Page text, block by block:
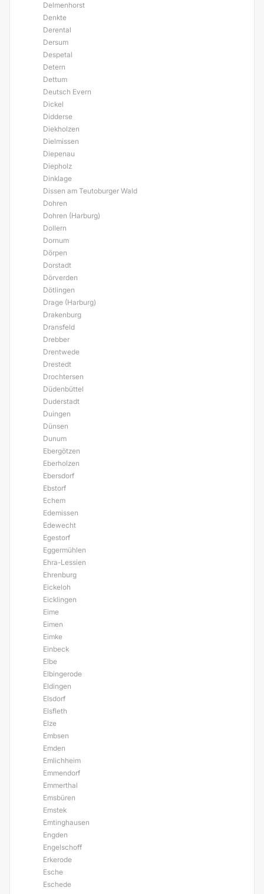
Delmenhorst
Denkte
Derental
Dersum
Despetal
Detern
Dettum
Deutsch Evern
Dickel
Didderse
Diekholzen
Dielmissen
Diepenau
Diepholz
Dinklage
Dissen am Teutoburger Wald
Dohren
Dohren (Harburg)
Dollern
Dornum
Dörpen
Dorstadt
Dörverden
Dötlingen
Drage (Harburg)
Drakenburg
Dransfeld
Drebber
Drentwede
Drestedt
Drochtersen
Düdenbüttel
Duderstadt
Duingen
Dünsen
Dunum
Ebergötzen
Eberholzen
Ebersdorf
Ebstorf
Echem
Edemissen
Edewecht
Egestorf
Eggermühlen
Ehra-Lessien
Ehrenburg
Eickeloh
Eicklingen
Eime
Eimen
Eimke
Einbeck
Elbe
Elbingerode
Eldingen
Elsdorf
Elsfleth
Elze
Embsen
Emden
Emlichheim
Emmendorf
Emmerthal
Emsbüren
Emstek
Emtinghausen
Engden
Engelschoff
Erkerode
Esche
Eschede